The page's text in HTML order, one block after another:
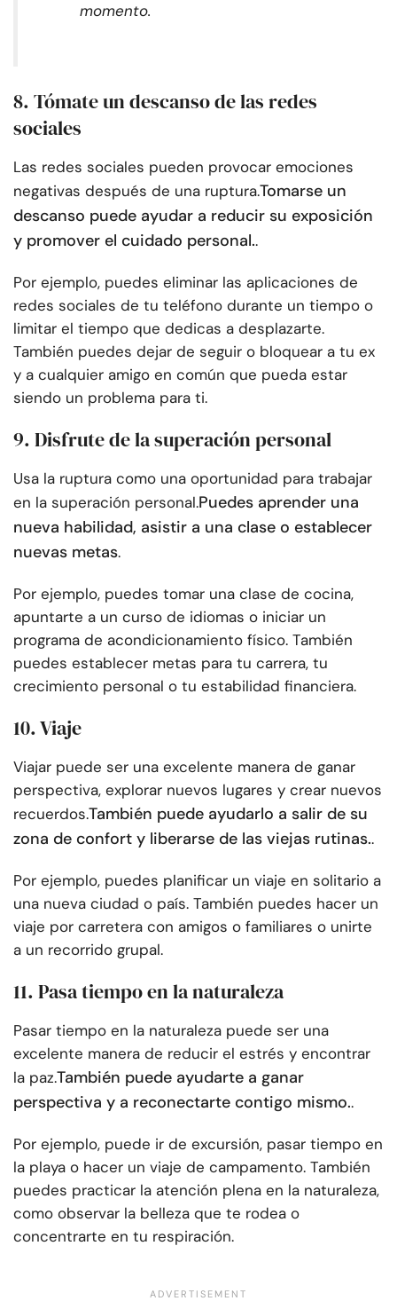
momento.
8. Tómate un descanso de las redes
sociales
Las redes sociales pueden provocar emociones
negativas después de una ruptura.Tomarse un
descanso puede ayudar a reducir su exposición
y promover el cuidado personal..
Por ejemplo, puedes eliminar las aplicaciones de
redes sociales de tu teléfono durante un tiempo o
limitar el tiempo que dedicas a desplazarte.
También puedes dejar de seguir o bloquear a tu ex
y a cualquier amigo en común que pueda estar
siendo un problema para ti.
9. Disfrute de la superación personal
Usa la ruptura como una oportunidad para trabajar
en la superación personal.Puedes aprender una
nueva habilidad, asistir a una clase o establecer
nuevas metas.
Por ejemplo, puedes tomar una clase de cocina,
apuntarte a un curso de idiomas o iniciar un
programa de acondicionamiento físico. También
puedes establecer metas para tu carrera, tu
crecimiento personal o tu estabilidad financiera.
10. Viaje
Viajar puede ser una excelente manera de ganar
perspectiva, explorar nuevos lugares y crear nuevos
recuerdos.También puede ayudarlo a salir de su
zona de confort y liberarse de las viejas rutinas..
Por ejemplo, puedes planificar un viaje en solitario a
una nueva ciudad o país. También puedes hacer un
viaje por carretera con amigos o familiares o unirte
a un recorrido grupal.
11. Pasa tiempo en la naturaleza
Pasar tiempo en la naturaleza puede ser una
excelente manera de reducir el estrés y encontrar
la paz.También puede ayudarte a ganar
perspectiva y a reconectarte contigo mismo..
Por ejemplo, puede ir de excursión, pasar tiempo en
la playa o hacer un viaje de campamento. También
puedes practicar la atención plena en la naturaleza,
como observar la belleza que te rodea o
concentrarte en tu respiración.